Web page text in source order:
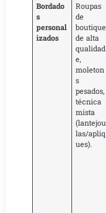
Bordado
s
personal
izados
Roupas
de
boutique
de alta
qualidad
e,
moleton
s
pesados,
técnica
mista
(lantejou
las/apliq
ues).